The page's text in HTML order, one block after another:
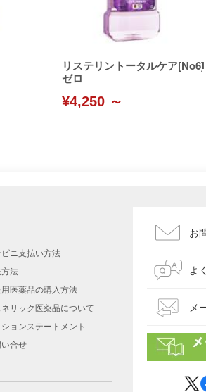
リステリントータルケア[No6]
ゼロ
¥4,250 ～
ビニ支払い方法
法
医薬品の購入方法
リック医薬品について
ションステートメント
合せ
お
よ
メ